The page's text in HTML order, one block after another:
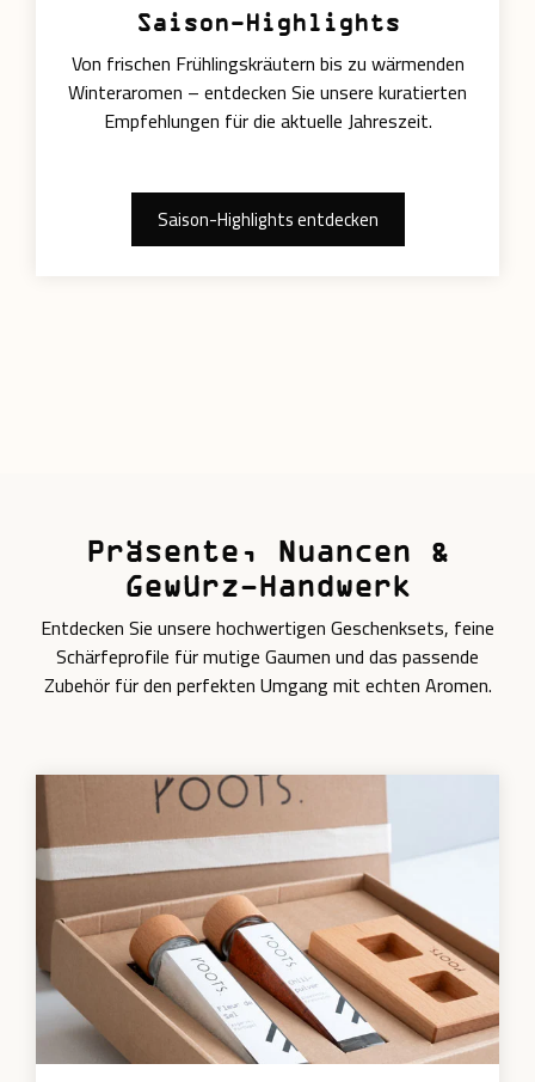
Saison-Highlights
Von frischen Frühlingskräutern bis zu wärmenden
Winteraromen – entdecken Sie unsere kuratierten
Empfehlungen für die aktuelle Jahreszeit.
Saison-Highlights entdecken
Präsente, Nuancen &
Gewürz-Handwerk
Entdecken Sie unsere hochwertigen Geschenksets, feine
Schärfeprofile für mutige Gaumen und das passende
Zubehör für den perfekten Umgang mit echten Aromen.